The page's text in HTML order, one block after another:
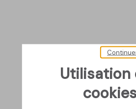
Utilisation